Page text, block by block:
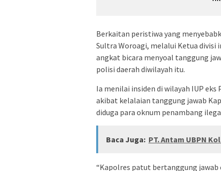
Berkaitan peristiwa yang
Sultra Woroagi, melalui Ketua divisi
angkat bicara menyoal tanggung
polisi daerah diwilayah itu.
Ia menilai insiden di wilayah IUP
akibat kelalaian tanggung jawab
diduga para oknum penambang
Baca Juga: PT. Antam UBPN
“Kapolres patut bertanggung